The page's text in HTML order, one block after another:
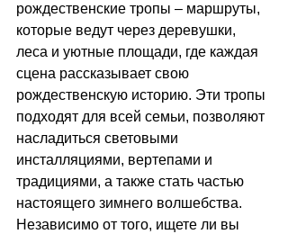
рождественские тропы – маршруты,
которые ведут через деревушки,
леса и уютные площади, где каждая
сцена рассказывает свою
рождественскую историю. Эти тропы
подходят для всей семьи, позволяют
насладиться световыми
инсталляциями, вертепами и
традициями, а также стать частью
настоящего зимнего волшебства.
Независимо от того, ищете ли вы